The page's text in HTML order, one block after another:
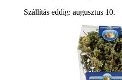
Szállítás eddig: augusztus 10.